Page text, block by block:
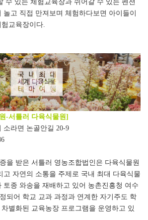
수 있는 체험교육장과 쉬어갈 수 있는 펜션
놀고 직접 만져보며 체험하다보면 아이들이
교육장이다
-서틀러 다육식물원]
소라면 논골안길 20-9
을 받은 서틀러 영농조합법인은 다육식물원
고 자연의 소통을 주제로 국내 최대 다육식물
토종 와송을 재배하고 있어 농촌진흥청 여수
되어 학교 교과 과정과 연계한 자기주도 학
별화된 교육농장 프로그램을 운영하고 있